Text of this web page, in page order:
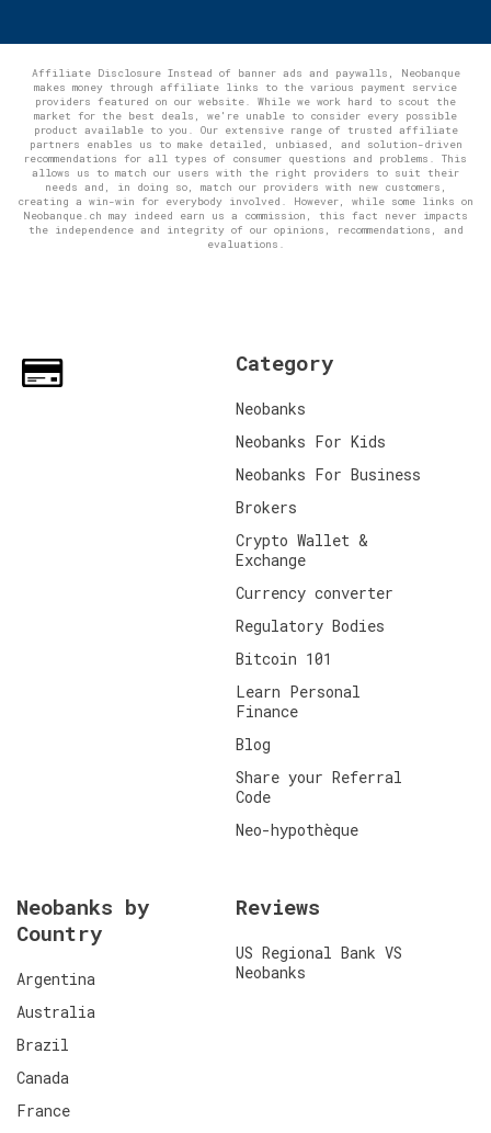
Affiliate Disclosure Instead of banner ads and paywalls, Neobanque
makes money through affiliate links to the various payment service
providers featured on our website. While we work hard to scout the
market for the best deals, we're unable to consider every possible
product available to you. Our extensive range of trusted affiliate
partners enables us to make detailed, unbiased, and solution-driven
recommendations for all types of consumer questions and problems. This
allows us to match our users with the right providers to suit their
needs and, in doing so, match our providers with new customers,
creating a win-win for everybody involved. However, while some links on
Neobanque.ch may indeed earn us a commission, this fact never impacts
the independence and integrity of our opinions, recommendations, and
evaluations.
Category
Neobanks
Neobanks For Kids
Neobanks For Business
Brokers
Crypto Wallet &
Exchange
Currency converter
Regulatory Bodies
Bitcoin 101
Learn Personal
Finance
Blog
Share your Referral
Code
Neo-hypothèque
Neobanks by
Country
Argentina
Australia
Brazil
Canada
France
Reviews
US Regional Bank VS
Neobanks